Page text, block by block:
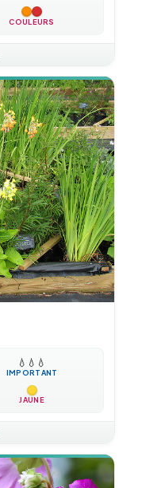
COULEURS
💧 💧 💧
IMPORTANT
JAUNE